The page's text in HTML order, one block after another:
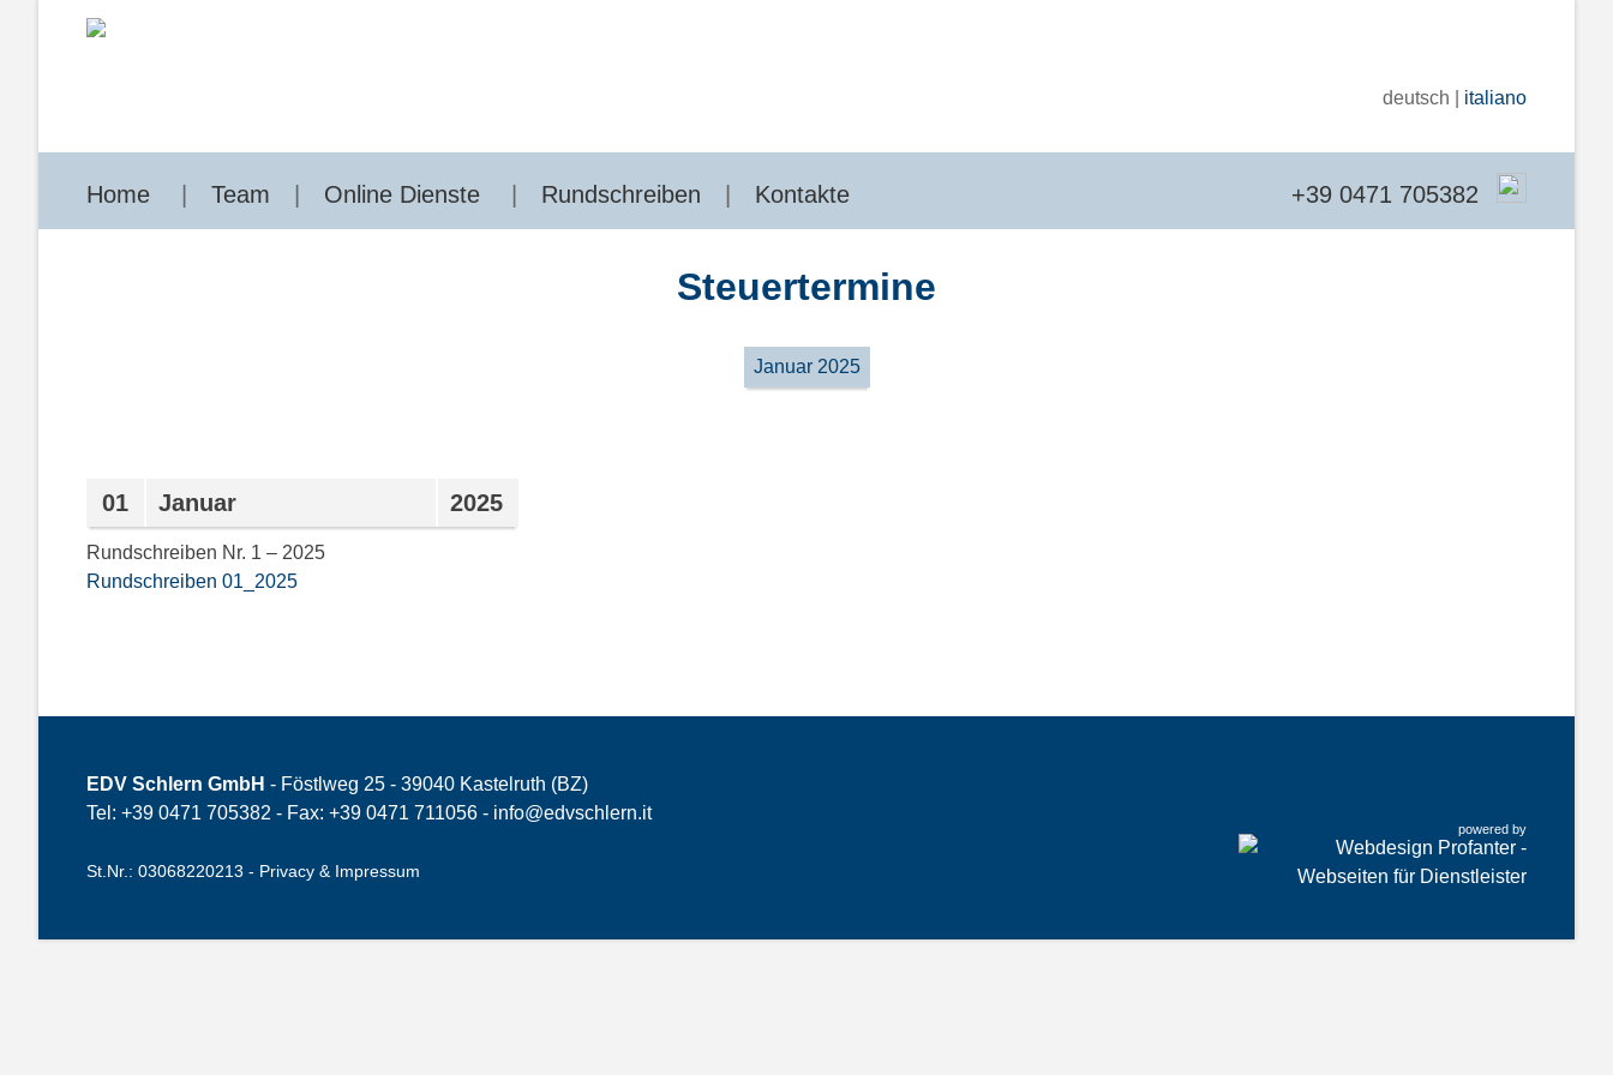
deutsch | italiano
+39 0471 705382
Home Team Online Dienste Rundschreiben Kontakte
Steuertermine
Januar 2025
01 Januar 2025
Rundschreiben Nr. 1 – 2025
Rundschreiben 01_2025
EDV Schlern GmbH - Föstlweg 25 - 39040 Kastelruth (BZ)
Tel: +39 0471 705382 - Fax: +39 0471 711056 - info@edvschlern.it
St.Nr.: 03068220213 - Privacy & Impressum
powered by